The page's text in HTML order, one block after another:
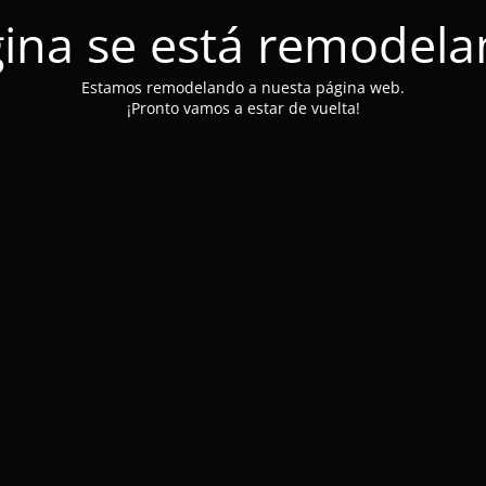
se está
Estamos remodelando a nuesta página web.
¡Pronto vamos a estar de vuelta!